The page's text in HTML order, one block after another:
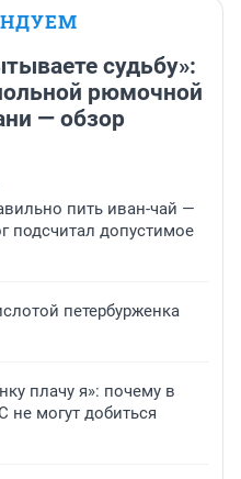
судьбу»:
рюмочной
— обзор
пить иван-чай —
подсчитал допустимое
петербурженка
плачу я»: почему в
могут добиться